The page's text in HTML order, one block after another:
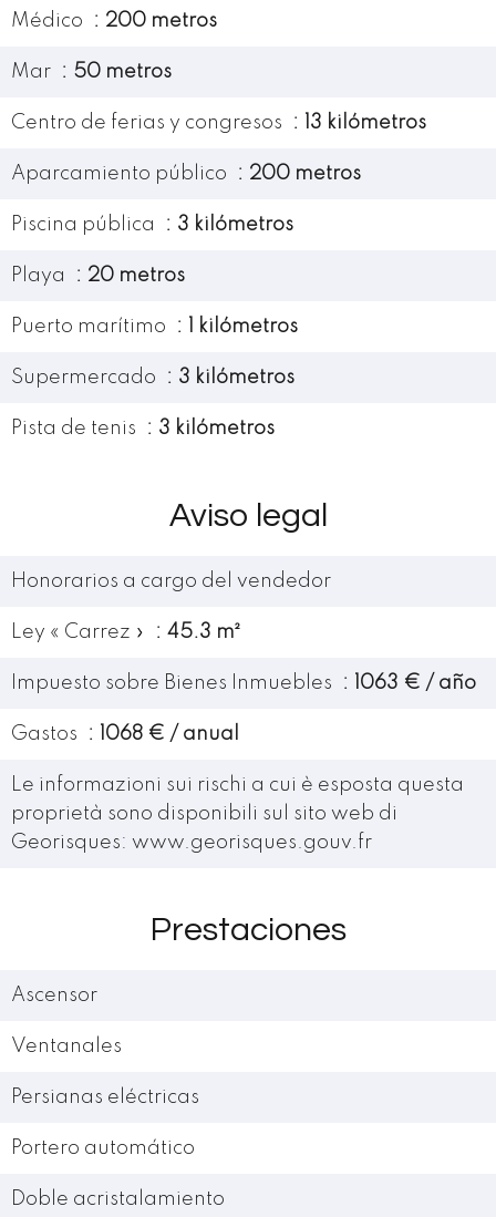
Médico 200 metros
Mar 50 metros
Centro de ferias y congresos 13 kilómetros
Aparcamiento público 200 metros
Piscina pública 3 kilómetros
Playa 20 metros
Puerto marítimo 1 kilómetros
Supermercado 3 kilómetros
Pista de tenis 3 kilómetros
Aviso legal
Honorarios a cargo del vendedor
Ley « Carrez » 45.3 m²
Impuesto sobre Bienes Inmuebles 1063 € / año
Gastos 1068 € / anual
Le informazioni sui rischi a cui è esposta questa
proprietà sono disponibili sul sito web di
Georisques: www.georisques.gouv.fr
Prestaciones
Ascensor
Ventanales
Persianas eléctricas
Portero automático
Doble acristalamiento